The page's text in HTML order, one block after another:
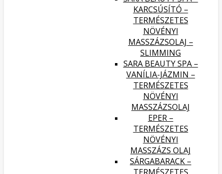
KARCSÚSÍTÓ –
TERMÉSZETES
NÖVÉNYI
MASSZÁZSOLAJ –
SLIMMING
SARA BEAUTY SPA –
VANÍLIA-JÁZMIN –
TERMÉSZETES
NÖVÉNYI
MASSZÁZSOLAJ
EPER –
TERMÉSZETES
NÖVÉNYI
MASSZÁZS OLAJ
SÁRGABARACK –